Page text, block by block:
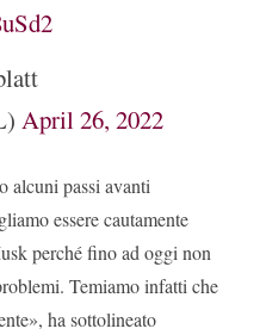
April 26, 2022
alcuni passi avanti
essere cautamente
perché fino ad oggi non
Temiamo infatti che
ha sottolineato